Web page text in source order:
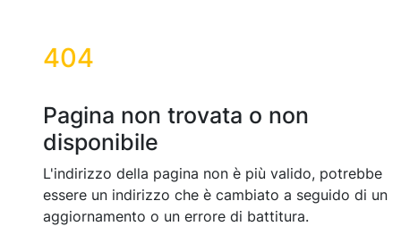
404
Pagina non trovata o non
disponibile
L'indirizzo della pagina non è più valido, potrebbe
essere un indirizzo che è cambiato a seguido di un
aggiornamento o un errore di battitura.